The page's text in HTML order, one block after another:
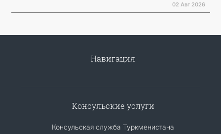
02 Авг 2026
Навигация
Консульские услуги
Консульская служба Туркменистана